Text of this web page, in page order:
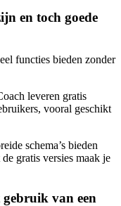
en toch goede
functies bieden zonder
leveren gratis
vooral geschikt
schema’s bieden
gratis versies maak je
van een